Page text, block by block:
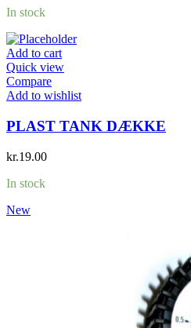
In stock
Add to cart
Quick view
Compare
Add to wishlist
PLAST TANK DÆKKE
kr.19.00
In stock
New